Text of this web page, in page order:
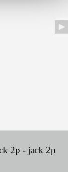
2p - jack 2p